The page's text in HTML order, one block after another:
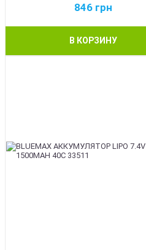
846 грн
В КОРЗИНУ